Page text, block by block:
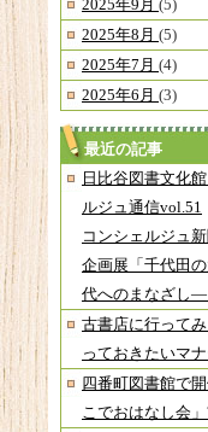
2025年9月 (5)
2025年8月 (5)
2025年7月 (4)
2025年6月 (3)
最近の記事
日比谷図書文化
ルジュ通信vol.51
コンシェルジュ
企画展「千代田
代へのまなざし
古書店に行って
っておきたいマ
四番町図書館で
こでおはなし会」